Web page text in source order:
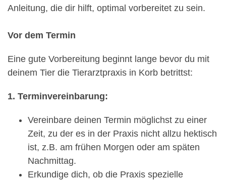
Anleitung, die dir hilft, optimal vorbereitet zu sein.
Vor dem Termin
Eine gute Vorbereitung beginnt lange bevor du mit
deinem Tier die Tierarztpraxis in Korb betrittst:
1. Terminvereinbarung:
Vereinbare deinen Termin möglichst zu einer
Zeit, zu der es in der Praxis nicht allzu hektisch
ist, z.B. am frühen Morgen oder am späten
Nachmittag.
Erkundige dich, ob die Praxis spezielle